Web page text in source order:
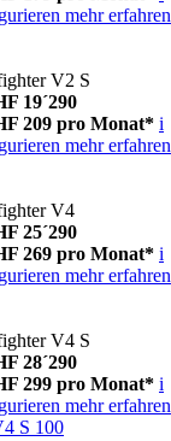
mehr erfahren
V2 S
19´290
209 pro Monat* i
mehr erfahren
V4
25´290
269 pro Monat* i
mehr erfahren
V4 S
28´290
299 pro Monat* i
mehr erfahren
S 100